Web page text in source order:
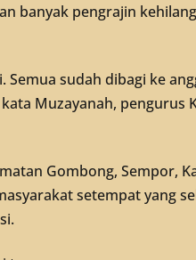
banyak pengrajin
sudah dibagi ke
Muzayanah, pengurus
Gombong, Sempor,
setempat yang